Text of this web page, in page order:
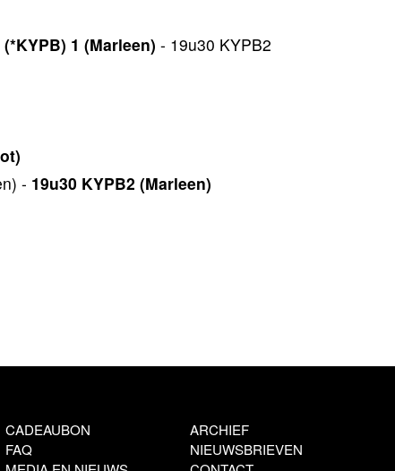
1 (Marleen) - 19u30 KYPB2
- 19u30 KYPB2 (Marleen)
CADEAUBON
FAQ
ARCHIEF
NIEUWSBRIEVEN